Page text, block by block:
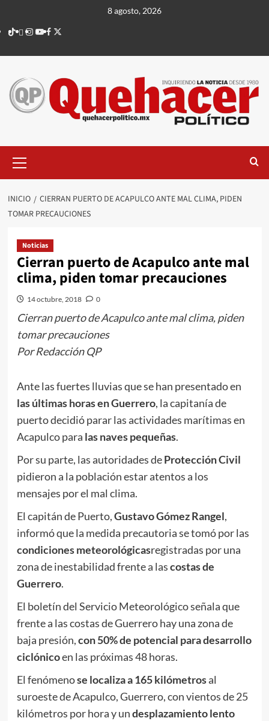
contenido
8 agosto, 2026
TikTok
threads
Instagram
Youtube
Facebook
X
principal
INICIO
CIERRAN PUERTO DE ACAPULCO ANTE MAL CLIMA, PIDEN
TOMAR PRECAUCIONES
Noticias
Cierran puerto de Acapulco ante mal
clima, piden tomar precauciones
14 octubre, 2018 0
Cierran puerto de Acapulco ante mal clima, piden
tomar precauciones
Por Redacción QP
Ante las fuertes lluvias que se han presentado en
las últimas horas en Guerrero, la capitanía de
puerto decidió parar las actividades marítimas en
Acapulco para las naves pequeñas.
Por su parte, las autoridades deProtección Civil
pidieron a la población estar atentos a los
mensajes por el mal clima.
El capitán de Puerto,Gustavo Gómez Rangel,
informó que la medida precautoria se tomó por las
condiciones meteorológicasregistradas por una
zona de inestabilidad frente a lascostas de
Guerrero.
El boletín del Servicio Meteorológico señala que
frente a las costas de Guerrero hay una zona de
baja presión,con 50% de potencial para desarrollo
ciclónicoen las próximas 48 horas.
El fenómenose localiza a 165 kilómetrosal
suroeste de Acapulco, Guerrero, con vientos de 25
kilómetros por hora y undesplazamiento lento